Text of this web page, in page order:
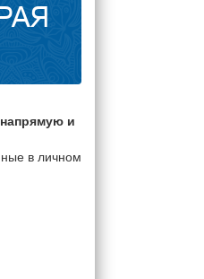
и
в личном